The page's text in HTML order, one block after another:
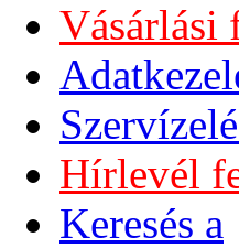
Vásárlási
Hírlevél
Keresés a